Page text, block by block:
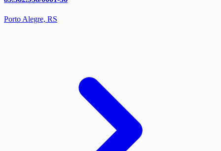
Porto Alegre, RS